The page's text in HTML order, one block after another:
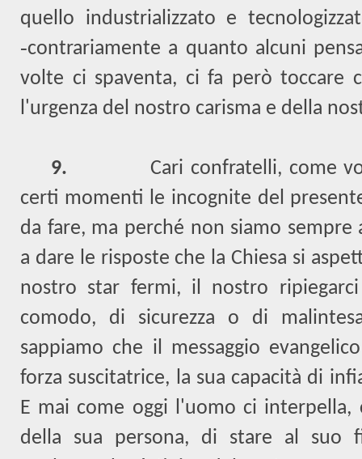
quello industrializzato e
‑contrariamente a quanto alcuni
volte ci spaventa, ci fa però toccare
l'urgenza del nostro carisma e della
9.
Cari confratelli, come
certi momenti le incognite del
da fare, ma perché non siamo sempre
a dare le risposte che la Chiesa si
nostro star fermi, il nostro
comodo, di sicurezza o di
sappiamo che il messaggio
forza suscitatrice, la sua capacità di
E mai come oggi l'uomo ci interpella,
della sua persona, di stare al suo